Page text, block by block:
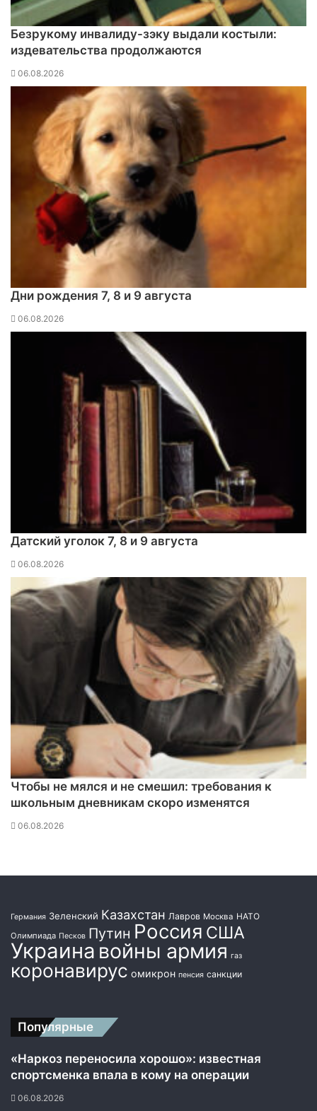
Безрукому инвалиду-зэку выдали костыли:
издевательства продолжаются
06.08.2026
Дни рождения 7, 8 и 9 августа
06.08.2026
Датский уголок 7, 8 и 9 августа
06.08.2026
Чтобы не мялся и не смешил: требования к
школьным дневникам скоро изменятся
06.08.2026
Германия Зеленский Казахстан Лавров Москва НАТО
Олимпиада Песков Путин Россия США
Украина войны армия газ
коронавирус омикрон пенсия санкции
Популярные
«Наркоз переносила хорошо»: известная
спортсменка впала в кому на операции
06.08.2026